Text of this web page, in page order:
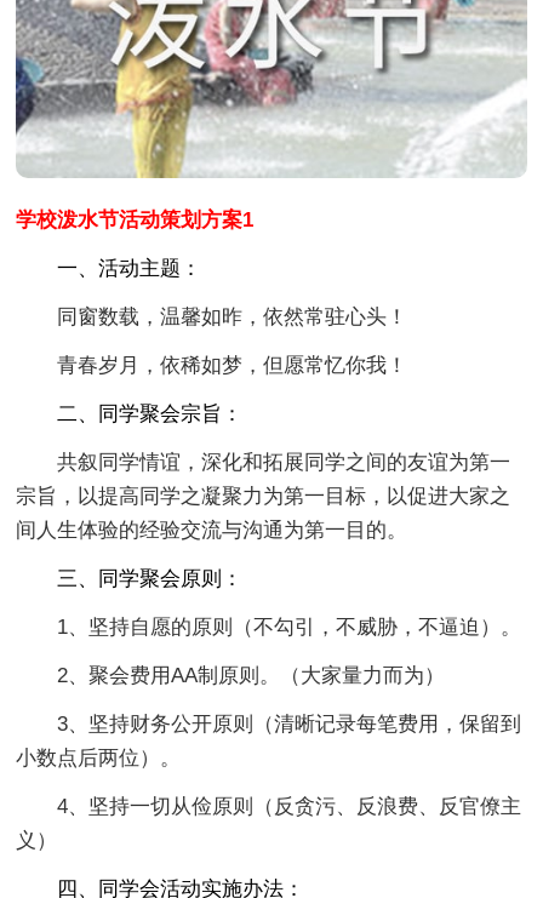
学校泼水节活动策划方案1
一、活动主题：
同窗数载，温馨如昨，依然常驻心头！
青春岁月，依稀如梦，但愿常忆你我！
二、同学聚会宗旨：
共叙同学情谊，深化和拓展同学之间的友谊为第一
宗旨，以提高同学之凝聚力为第一目标，以促进大家之
间人生体验的经验交流与沟通为第一目的。
三、同学聚会原则：
1、坚持自愿的原则（不勾引，不威胁，不逼迫）。
2、聚会费用AA制原则。（大家量力而为）
3、坚持财务公开原则（清晰记录每笔费用，保留到
小数点后两位）。
4、坚持一切从俭原则（反贪污、反浪费、反官僚主
义）
四、同学会活动实施办法：